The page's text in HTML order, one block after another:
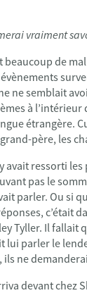
vraiment
beaucoup de
ne semblait
à
étrangère.
père, les
avait ressorti
pas le
parler. Ou si
c’était
Tyller. Il fallait
lui parler le
ne
devant chez